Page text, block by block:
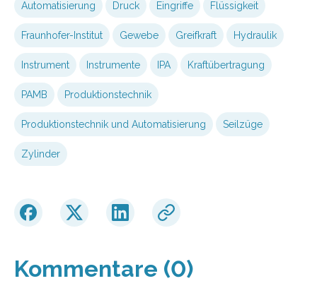
Automatisierung Druck Eingriffe Flüssigkeit
Fraunhofer-Institut Gewebe Greifkraft Hydraulik
Instrument Instrumente IPA Kraftübertragung
PAMB Produktionstechnik
Produktionstechnik und Automatisierung Seilzüge
Zylinder
Kommentare (0)